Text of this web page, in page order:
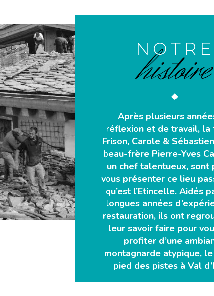
NOTRE
histoire
◆
Après plusieurs
réflexion et de travail, la
Frison, Carole &
beau-frère Pierre-Yves
un chef talentueux, sont
vous présenter ce lieu
qu’est l’Etincelle. Aidés
longues années
restauration, ils ont
leur savoir faire pour
profiter d’une
montagnarde atypique,
pied des pistes à Val